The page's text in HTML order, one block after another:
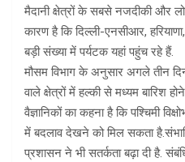
मैदानी क्षेत्रों के सबसे नजदीकी और
कारण है कि दिल्ली-एनसीआर,
बड़ी संख्या में पर्यटक यहां पहुंच रहे हैं.
मौसम विभाग के अनुसार अगले तीन
वाले क्षेत्रों में हल्की से मध्यम बारिश
वैज्ञानिकों का कहना है कि पश्चिमी
में बदलाव देखने को मिल सकता
प्रशासन ने भी सतर्कता बढ़ा दी है.